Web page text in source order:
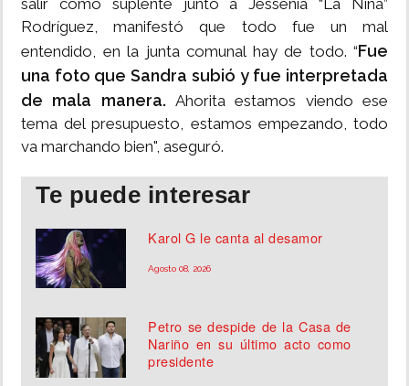
salir como suplente junto a Jessenia “La Niña”
Rodríguez, manifestó que todo fue un mal
entendido, en la junta comunal hay de todo. “Fue
una foto que Sandra subió y fue interpretada
de mala manera. Ahorita estamos viendo ese
tema del presupuesto, estamos empezando, todo
va marchando bien", aseguró.
Te puede interesar
Karol G le canta al desamor
Agosto 08, 2026
Petro se despide de la Casa de
Nariño en su último acto como
presidente